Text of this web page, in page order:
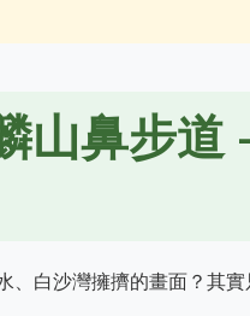
山鼻步道
白沙灣擁擠的畫面？其實